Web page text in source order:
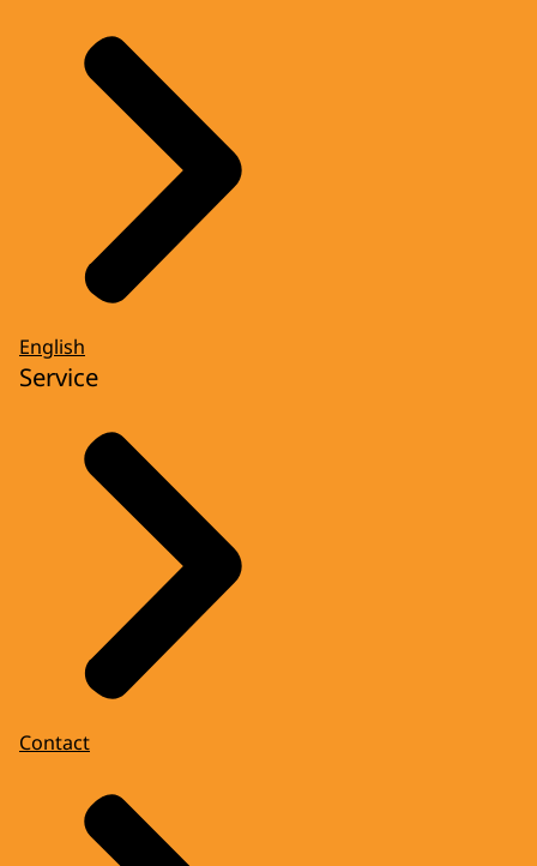
English
Service
Contact